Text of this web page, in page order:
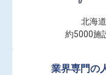
北海
約5000施
業界専門の